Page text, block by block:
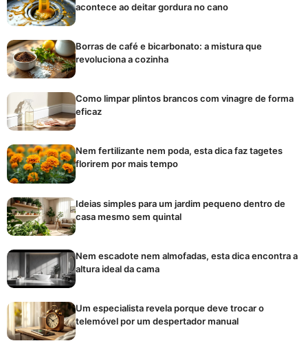
acontece ao deitar gordura no cano
Borras de café e bicarbonato: a mistura que
revoluciona a cozinha
Como limpar plintos brancos com vinagre de forma
eficaz
Nem fertilizante nem poda, esta dica faz tagetes
florirem por mais tempo
Ideias simples para um jardim pequeno dentro de
casa mesmo sem quintal
Nem escadote nem almofadas, esta dica encontra a
altura ideal da cama
Um especialista revela porque deve trocar o
telemóvel por um despertador manual